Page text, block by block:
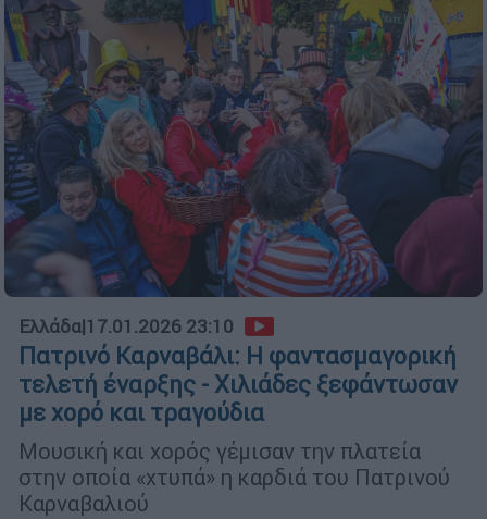
Ελλάδα|17.01.2026 23:10
Πατρινό Καρναβάλι: Η φαντασμαγορική
τελετή έναρξης - Χιλιάδες ξεφάντωσαν
με χορό και τραγούδια
Μουσική και χορός γέμισαν την πλατεία
στην οποία «χτυπά» η καρδιά του Πατρινού
Καρναβαλιού